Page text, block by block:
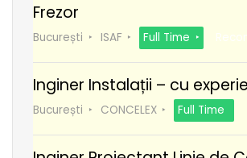
Frezor
București ISAF Full Time
Inginer Instalații – cu
București CONCELEX Full Time